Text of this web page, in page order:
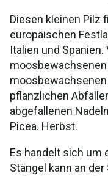
Diesen kleinen Pilz
europäischen
Italien und
pflanzlichen
abgefallenen
Picea. Herbst.
Es handelt sich um
Stängel kann an